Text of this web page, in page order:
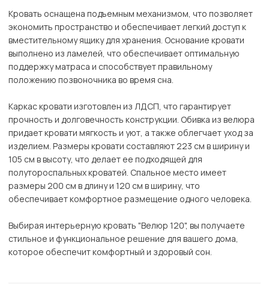
Кровать оснащена подъемным механизмом, что позволяет
экономить пространство и обеспечивает легкий доступ к
вместительному ящику для хранения. Основание кровати
выполнено из ламелей, что обеспечивает оптимальную
поддержку матраса и способствует правильному
положению позвоночника во время сна.
Каркас кровати изготовлен из ЛДСП, что гарантирует
прочность и долговечность конструкции. Обивка из велюра
придает кровати мягкость и уют, а также облегчает уход за
изделием. Размеры кровати составляют 223 см в ширину и
105 см в высоту, что делает ее подходящей для
полутороспальных кроватей. Спальное место имеет
размеры 200 см в длину и 120 см в ширину, что
обеспечивает комфортное размещение одного человека.
Выбирая интерьерную кровать "Велюр 120", вы получаете
стильное и функциональное решение для вашего дома,
которое обеспечит комфортный и здоровый сон.